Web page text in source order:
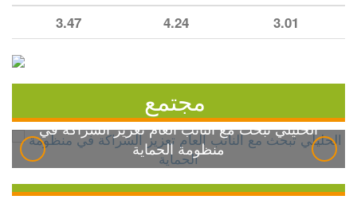
3.01
4.24
3.47
مجتمع
الخليلي تبحث مع النائب العام تعزيز الشراكة في
منظومة الحماية